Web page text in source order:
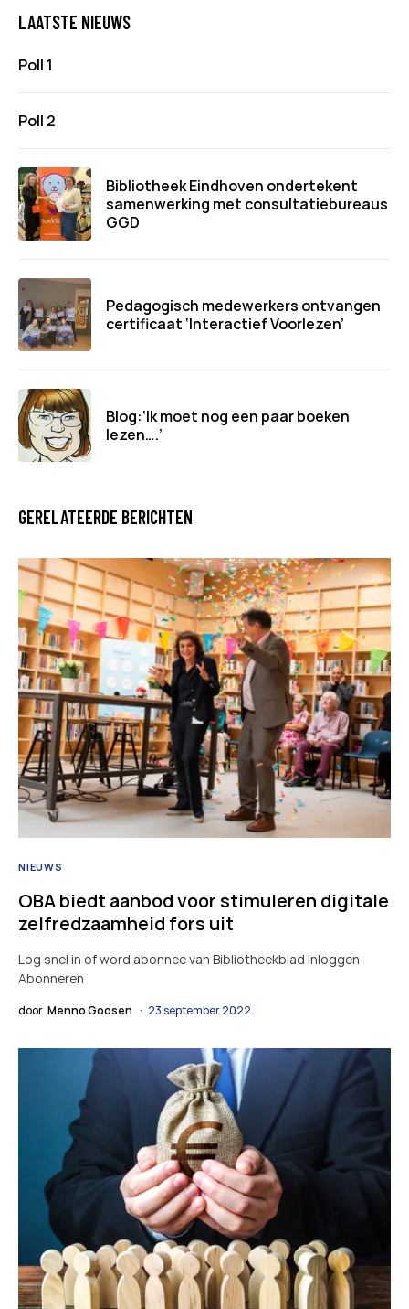
LAATSTE NIEUWS
Poll 1
Poll 2
Bibliotheek Eindhoven ondertekent
samenwerking met consultatiebureaus
GGD
Pedagogisch medewerkers ontvangen
certificaat ‘Interactief Voorlezen’
Blog:‘Ik moet nog een paar boeken
lezen….’
GERELATEERDE BERICHTEN
NIEUWS
OBA biedt aanbod voor stimuleren digitale
zelfredzaamheid fors uit
Log snel in of word abonnee van Bibliotheekblad Inloggen
Abonneren
door Menno Goosen 23 september 2022